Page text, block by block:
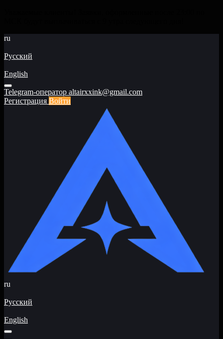
ru
Русский
English
Telegram-оператор altairxxink@gmail.com
Регистрация Войти
ru
Русский
English